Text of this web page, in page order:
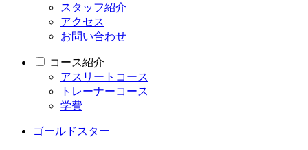
スタッフ紹介
アクセス
お問い合わせ
コース紹介
アスリートコース
トレーナーコース
学費
ゴールドスター